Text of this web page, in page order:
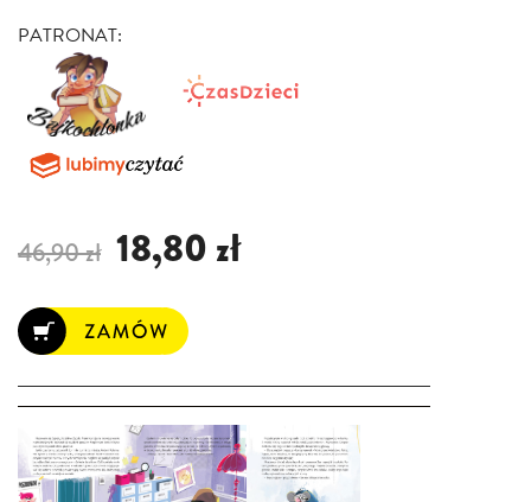
PATRONAT:
46,90 zł 18,80 zł